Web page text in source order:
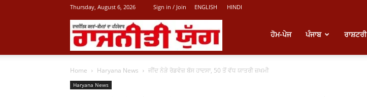
Thursday, August 6, 2026 Sign in / Join ENGLISH HINDI
Punjabi
ਹੋਮ-ਪੇਜ ਪੰਜਾਬ ਰਾਸ਼ਟਰੀ
Home Haryana News ਜੀਂਦ ਨੇੜੇ ਰੋਡਵੇਜ਼ ਬੱਸ ਹਾਦਸਾ, 50 ਤੋਂ ਵੱਧ ਯਾਤਰੀ ਜ਼ਖਮੀ
Haryana News